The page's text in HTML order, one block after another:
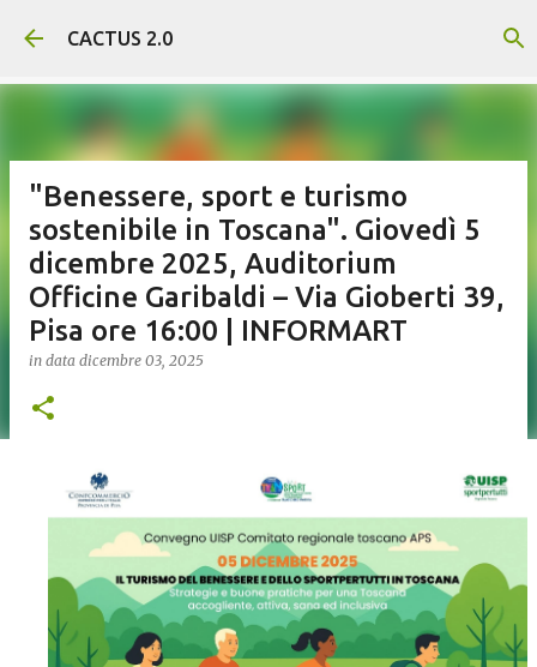
Passa ai contenuti principali
CACTUS 2.0
"Benessere, sport e turismo
sostenibile in Toscana". Giovedì 5
dicembre 2025, Auditorium
Officine Garibaldi – Via Gioberti 39,
Pisa ore 16:00 | INFORMART
in data dicembre 03, 2025